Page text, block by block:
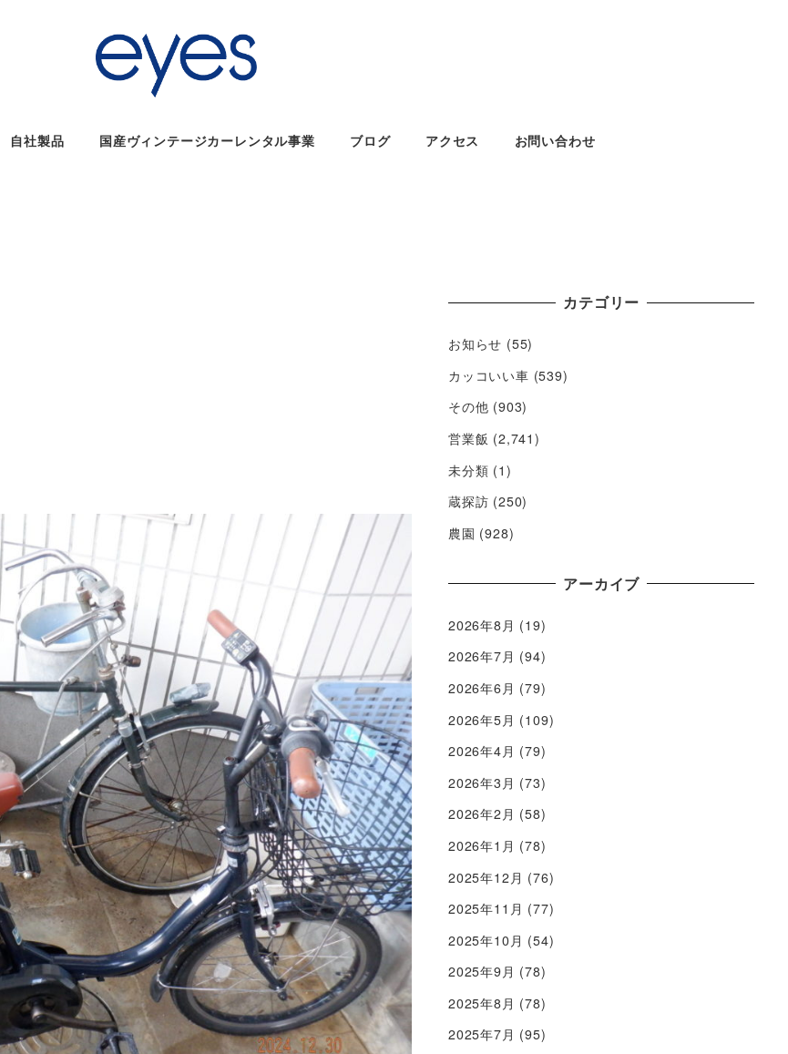
自社製品 国産ヴィンテージカーレンタル事業 ブログ アクセス お問い合わせ
カテゴリー
お知らせ (55)
カッコいい車 (539)
その他 (903)
営業飯 (2,741)
未分類 (1)
蔵探訪 (250)
農園 (928)
アーカイブ
2026年8月 (19)
2026年7月 (94)
2026年6月 (79)
2026年5月 (109)
2026年4月 (79)
2026年3月 (73)
2026年2月 (58)
2026年1月 (78)
2025年12月 (76)
2025年11月 (77)
2025年10月 (54)
2025年9月 (78)
2025年8月 (78)
2025年7月 (95)